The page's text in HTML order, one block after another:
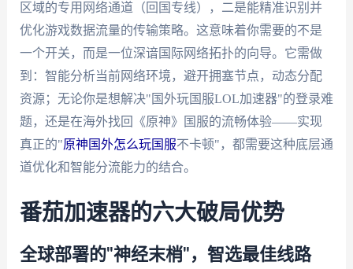
区域的专用网络通道（回国专线），二是能精准识别并
优化游戏数据流量的传输策略。这意味着你需要的不是
一个开关，而是一位深谙国际网络拓扑的向导。它需做
到：智能分析当前网络环境，避开拥塞节点，动态分配
资源；无论你是想解决"国外玩国服LOL加速器"的登录难
题，还是在海外找回《原神》国服的流畅体验——实现
真正的"原神国外怎么玩国服不卡顿"，都需要这种底层通
道优化和智能分流能力的结合。
番茄加速器的六大破局优势
全球部署的"神经末梢"，智选最佳线路